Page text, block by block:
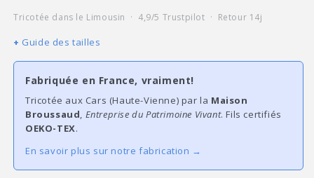
Tomates
Tomates
Tricotée dans le Limousin · 4,9/5 Trustpilot · Retour 14j
Guide des tailles
Fabriquée en France, vraiment!
Tricotée aux Cars (Haute-Vienne) par la Maison
Broussaud Entreprise du Patrimoine Vivant. Fils certifiés
OEKO-TEX.
En savoir plus sur notre fabrication →